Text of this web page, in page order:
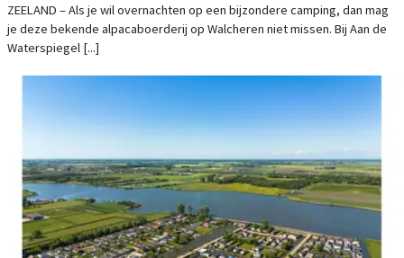
ZEELAND – Als je wil overnachten op een bijzondere camping, dan mag
je deze bekende alpacaboerderij op Walcheren niet missen. Bij Aan de
Waterspiegel [...]